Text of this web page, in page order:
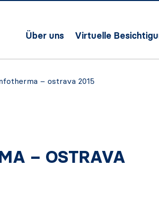
Über uns Virtuelle
– ostrava 2015
– OSTRAVA